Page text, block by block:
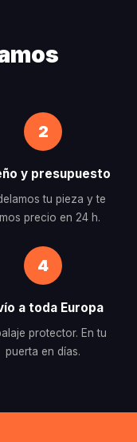
2
y presupuesto
tu pieza y te
precio en 24 h.
4
a toda Europa
protector. En tu
puerta en días.